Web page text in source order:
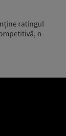
ratingul
n-